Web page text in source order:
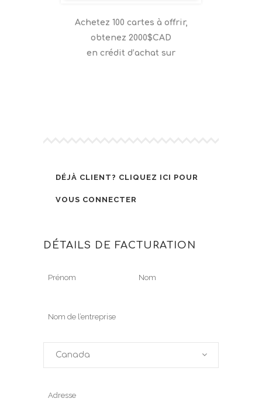
Achetez 100 cartes à offrir,
obtenez 2000$CAD
en crédit d’achat sur
DÉJÀ CLIENT? CLIQUEZ ICI POUR
VOUS CONNECTER
DÉTAILS DE FACTURATION
Canada